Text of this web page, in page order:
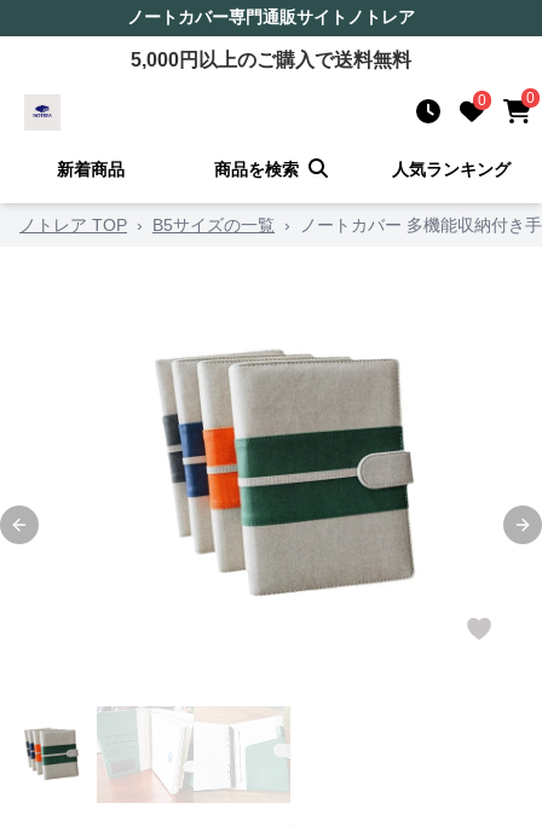
ノートカバー専門通販サイト ノトレア
5,000円以上のご購入で送料無料
0 0
新着商品 商品を検索 人気ランキング
ノトレア TOP › B5サイズの一覧 › ノートカバー 多機能収納付き
Previous slide